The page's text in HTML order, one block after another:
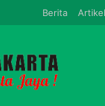
Berita Artikel